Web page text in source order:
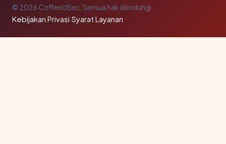
© 2026 CoffeeclSec. Semua hak dilindungi.
Kebijakan Privasi·Syarat Layanan